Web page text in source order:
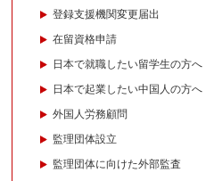
登録支援機関変更届出
在留資格申請
日本で就職したい留学生の方へ
日本で起業したい中国人の方へ
外国人労務顧問
監理団体設立
監理団体に向けた外部監査